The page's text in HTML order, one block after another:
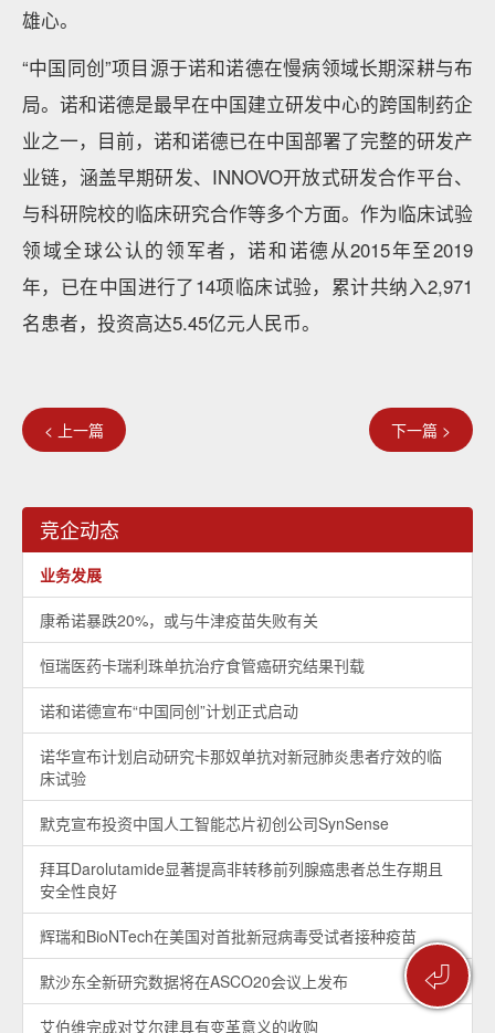
⏎
雄心。
“中国同创”项目源于诺和诺德在慢病领域长期深耕与布
局。诺和诺德是最早在中国建立研发中心的跨国制药企
业之一，目前，诺和诺德已在中国部署了完整的研发产
业链，涵盖早期研发、INNOVO开放式研发合作平台、
与科研院校的临床研究合作等多个方面。作为临床试验
领域全球公认的领军者，诺和诺德从2015年至2019
年，已在中国进行了14项临床试验，累计共纳入2,971
名患者，投资高达5.45亿元人民币。
< 上一篇 下一篇 >
竞企动态
业务发展
康希诺暴跌20%，或与牛津疫苗失败有关
恒瑞医药卡瑞利珠单抗治疗食管癌研究结果刊载
诺和诺德宣布“中国同创”计划正式启动
诺华宣布计划启动研究卡那奴单抗对新冠肺炎患者疗效的临
床试验
默克宣布投资中国人工智能芯片初创公司SynSense
拜耳Darolutamide显著提高非转移前列腺癌患者总生存期且
安全性良好
辉瑞和BioNTech在美国对首批新冠病毒受试者接种疫苗
默沙东全新研究数据将在ASCO20会议上发布
艾伯维完成对艾尔建具有变革意义的收购